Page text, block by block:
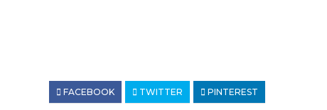
FACEBOOK TWITTER PINTEREST